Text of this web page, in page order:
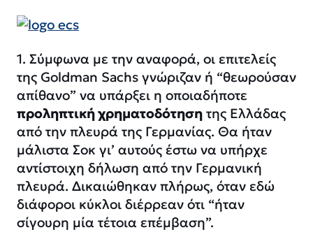
1. Σύμφωνα με την αναφορά, οι επιτελείς
της Goldman Sachs γνώριζαν ή “θεωρούσαν
απίθανο” να υπάρξει η οποιαδήποτε
προληπτική χρηματοδότηση της Ελλάδας
από την πλευρά της Γερμανίας. Θα ήταν
μάλιστα Σοκ γι’ αυτούς έστω να υπήρχε
αντίστοιχη δήλωση από την Γερμανική
πλευρά. Δικαιώθηκαν πλήρως, όταν εδώ
διάφοροι κύκλοι διέρρεαν ότι “ήταν
σίγουρη μία τέτοια επέμβαση”.